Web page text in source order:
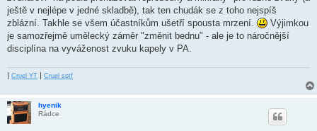
ještě v nejlépe v jedné skladbě), tak ten chudák se z toho nejspíš
zblázní. Takhle se všem účastníkům ušetří spousta mrzení.
Výjimkou
je samozřejmě umělecký záměr "změnit bednu" - ale je to náročnější
disciplína na vyváženost zvuku kapely v PA.
| Cruel YT | Cruel sptf
hyenik
Rádce